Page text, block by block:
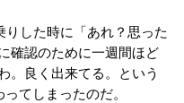
した時に「あれ？思った
確認のために一週間ほど
。良く出来てる。という
てしまったのだ。